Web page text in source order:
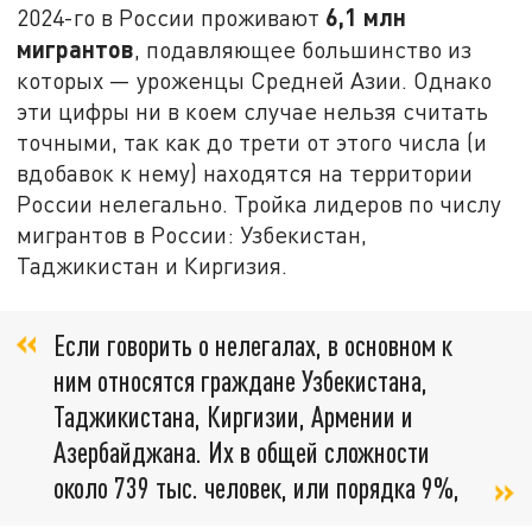
2024-го в России проживают 6,1 млн
мигрантов, подавляющее большинство из
которых — уроженцы Средней Азии. Однако
эти цифры ни в коем случае нельзя считать
точными, так как до трети от этого числа (и
вдобавок к нему) находятся на территории
России нелегально. Тройка лидеров по числу
мигрантов в России: Узбекистан,
Таджикистан и Киргизия.
Если говорить о нелегалах, в основном к
ним относятся граждане Узбекистана,
Таджикистана, Киргизии, Армении и
Азербайджана. Их в общей сложности
около 739 тыс. человек, или порядка 9%,